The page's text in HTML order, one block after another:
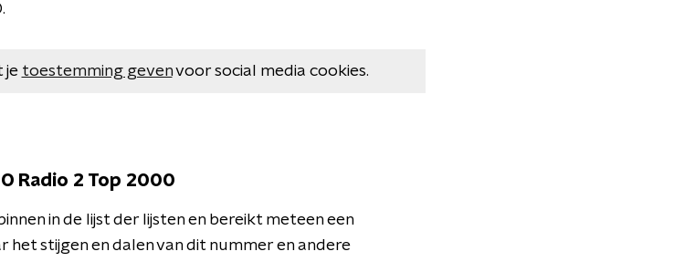
je toestemming gevenvoor social media cookies.
Radio 2 Top 2000
in de lijst der lijsten en bereikt meteen een
het stijgen en dalenvandit nummer en andere